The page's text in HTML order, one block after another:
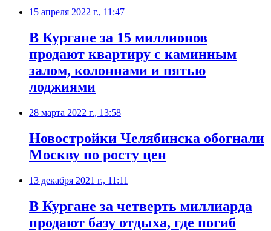
15 апреля 2022 г., 11:47
В Кургане за 15 миллионов
продают квартиру с каминным
залом, колоннами и пятью
лоджиями
28 марта 2022 г., 13:58
Новостройки Челябинска обогнали
Москву по росту цен
13 декабря 2021 г., 11:11
В Кургане за четверть миллиарда
продают базу отдыха, где погиб